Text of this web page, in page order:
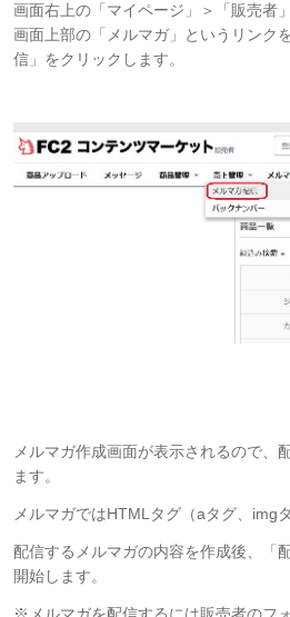
画面右上の「マイページ」＞「販売者
画面上部の「メルマガ」というリンク
信」をクリックします。
メルマガ作成画面が表示されるので、
ます。
メルマガではHTMLタグ（aタグ、img
配信するメルマガの内容を作成後、「
開始します。
※メルマガを配信するには販売者のフ